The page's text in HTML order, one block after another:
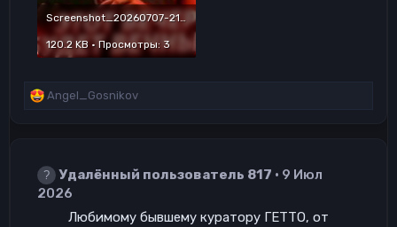
120.2 KB · Просмотры: 3
Р
и
и
Angel_Gosnikov
Удалённый пользователь 817
9 Июл
2026
Любимому бывшему куратору ГЕТТО, от